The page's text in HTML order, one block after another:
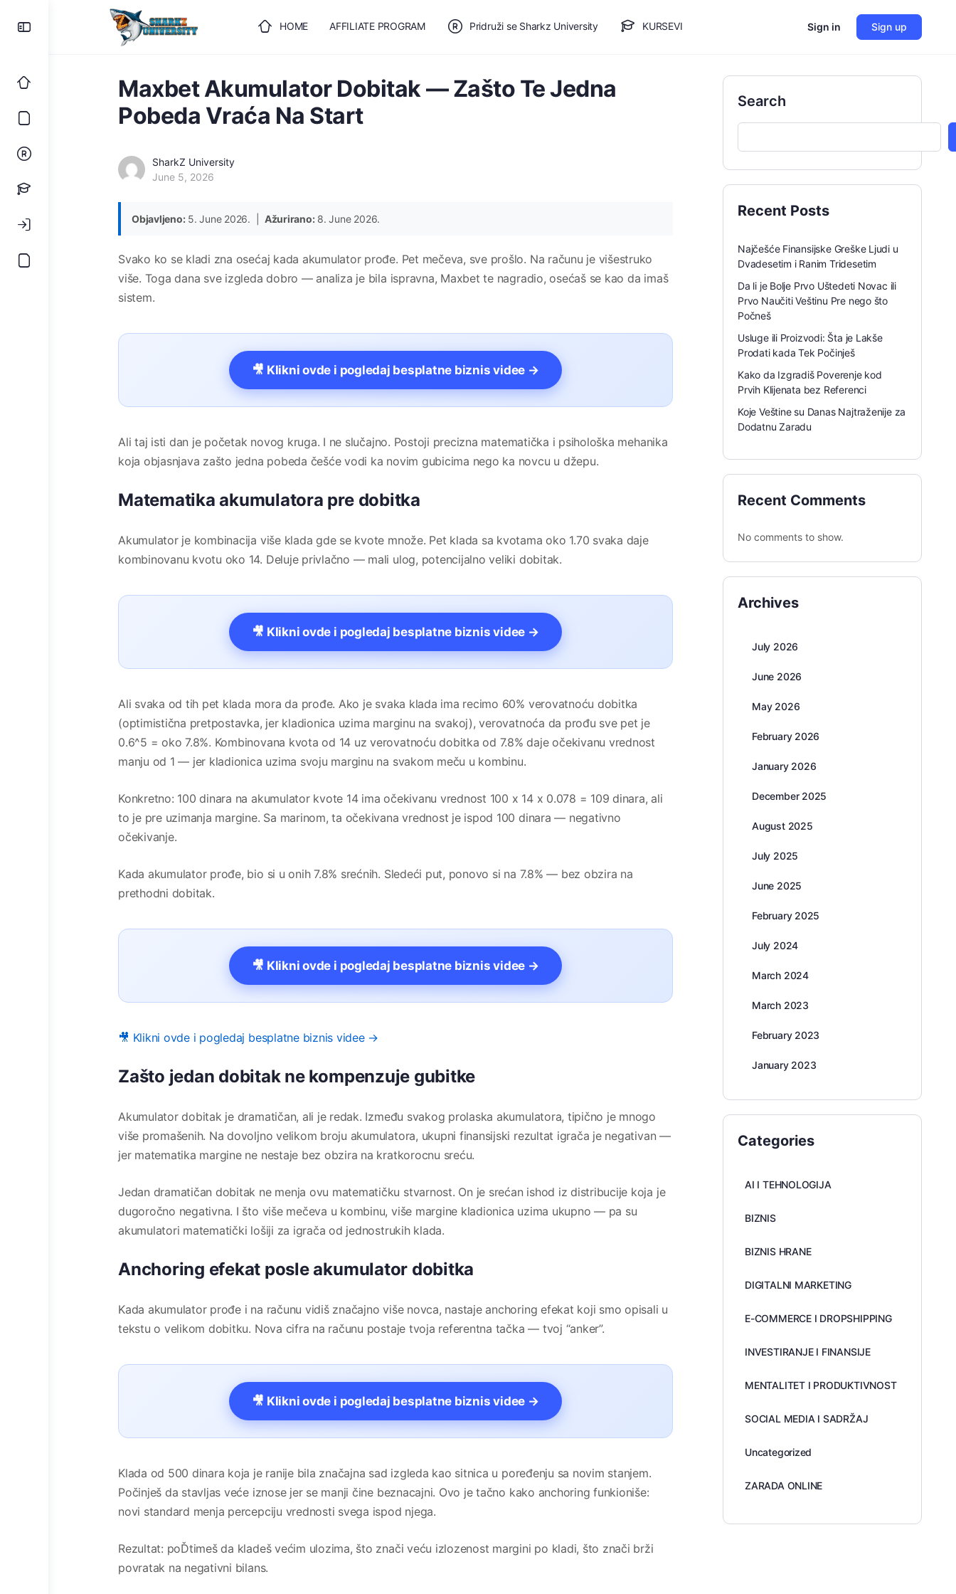
HOME AFFILIATE PROGRAM Pridruži se Sharkz University KURSEVI
ULOGUJTE SE 🎯 BESPLATAN PLAN
Sign in Sign up
Maxbet Akumulator Dobitak — Zašto Te Jedna
Pobeda Vraća Na Start
SharkZ University
June 5, 2026
Objavljeno:5. June 2026. | Ažurirano:8. June 2026.
Svako ko se kladi zna osećaj kada akumulator prođe. Pet mečeva, sve prošlo. Na računu je višestruko
više. Toga dana sve izgleda dobro — analiza je bila ispravna, Maxbet te nagradio, osećaš se kao da imaš
sistem.
🎥 Klikni ovde i pogledaj besplatne biznis videe →
Ali taj isti dan je početak novog kruga. I ne slučajno. Postoji precizna matematička i psihološka mehanika
koja objasnjava zašto jedna pobeda češće vodi ka novim gubicima nego ka novcu u džepu.
Matematika akumulatora pre dobitka
Akumulator je kombinacija više klada gde se kvote množe. Pet klada sa kvotama oko 1.70 svaka daje
kombinovanu kvotu oko 14. Deluje privlačno — mali ulog, potencijalno veliki dobitak.
🎥 Klikni ovde i pogledaj besplatne biznis videe →
Ali svaka od tih pet klada mora da prođe. Ako je svaka klada ima recimo 60% verovatnoću dobitka
(optimistična pretpostavka, jer kladionica uzima marginu na svakoj), verovatnoća da prođu sve pet je
0.6^5 = oko 7.8%. Kombinovana kvota od 14 uz verovatnoću dobitka od 7.8% daje očekivanu vrednost
manju od 1 — jer kladionica uzima svoju marginu na svakom meču u kombinu.
Konkretno: 100 dinara na akumulator kvote 14 ima očekivanu vrednost 100 x 14 x 0.078 = 109 dinara, ali
to je pre uzimanja margine. Sa marinom, ta očekivana vrednost je ispod 100 dinara — negativno
očekivanje.
Kada akumulator prođe, bio si u onih 7.8% srećnih. Sledeći put, ponovo si na 7.8% — bez obzira na
prethodni dobitak.
🎥 Klikni ovde i pogledaj besplatne biznis videe →
🎥 Klikni ovde i pogledaj besplatne biznis videe →
Zašto jedan dobitak ne kompenzuje gubitke
Akumulator dobitak je dramatičan, ali je redak. Između svakog prolaska akumulatora, tipično je mnogo
više promašenih. Na dovoljno velikom broju akumulatora, ukupni finansijski rezultat igrača je negativan —
jer matematika margine ne nestaje bez obzira na kratkorocnu sreću.
Jedan dramatičan dobitak ne menja ovu matematičku stvarnost. On je srećan ishod iz distribucije koja je
dugoročno negativna. I što više mečeva u kombinu, više margine kladionica uzima ukupno — pa su
akumulatori matematički lošiji za igrača od jednostrukih klada.
Anchoring efekat posle akumulator dobitka
Kada akumulator prođe i na računu vidiš značajno više novca, nastaje anchoring efekat koji smo opisali u
tekstu o velikom dobitku. Nova cifra na računu postaje tvoja referentna tačka — tvoj “anker”.
🎥 Klikni ovde i pogledaj besplatne biznis videe →
Klada od 500 dinara koja je ranije bila značajna sad izgleda kao sitnica u poređenju sa novim stanjem.
Počinješ da stavljas veće iznose jer se manji čine beznacajni. Ovo je tačno kako anchoring funkioniše:
novi standard menja percepciju vrednosti svega ispod njega.
Rezultat: poĎtimeš da kladeš većim ulozima, što znači veću izlozenost margini po kladi, što znači brži
povratak na negativni bilans.
Search
Recent Posts
Najčešće Finansijske Greške Ljudi u
Dvadesetim i Ranim Tridesetim
Da li je Bolje Prvo Uštedeti Novac ili
Prvo Naučiti Veštinu Pre nego što
Počneš
Usluge ili Proizvodi: Šta je Lakše
Prodati kada Tek Počinješ
Kako da Izgradiš Poverenje kod
Prvih Klijenata bez Referenci
Koje Veštine su Danas Najtraženije za
Dodatnu Zaradu
Recent Comments
No comments to show.
Archives
July 2026
June 2026
May 2026
February 2026
January 2026
December 2025
August 2025
July 2025
June 2025
February 2025
July 2024
March 2024
March 2023
February 2023
January 2023
Categories
AI I TEHNOLOGIJA
BIZNIS
BIZNIS HRANE
DIGITALNI MARKETING
E-COMMERCE I DROPSHIPPING
INVESTIRANJE I FINANSIJE
MENTALITET I PRODUKTIVNOST
SOCIAL MEDIA I SADRŽAJ
Uncategorized
ZARADA ONLINE